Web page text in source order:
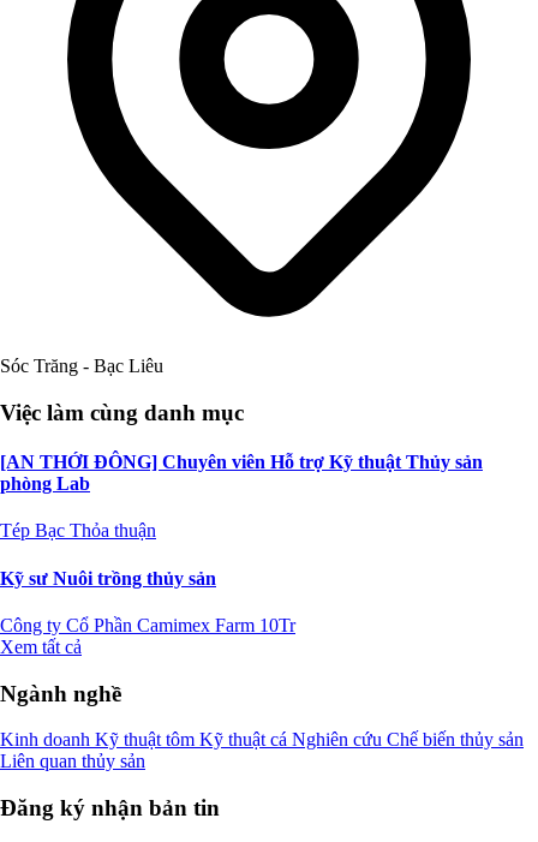
Sóc Trăng - Bạc Liêu
Việc làm cùng danh mục
[AN THỚI ĐÔNG] Chuyên viên Hỗ trợ Kỹ thuật Thủy sản
phòng Lab
Tép Bạc Thỏa thuận
Kỹ sư Nuôi trồng thủy sản
Công ty Cổ Phần Camimex Farm 10Tr
Xem tất cả
Ngành nghề
Kinh doanh Kỹ thuật tôm Kỹ thuật cá Nghiên cứu Chế biến thủy sản
Liên quan thủy sản
Đăng ký nhận bản tin